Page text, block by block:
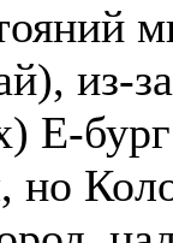
из-
Е-
но